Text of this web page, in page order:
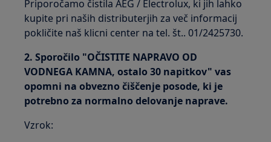
Priporočamo čistila AEG / Electrolux, ki jih lahko
kupite pri naših distributerjih za več informacij
pokličite naš klicni center na tel. št.. 01/2425730.
2. Sporočilo "OČISTITE NAPRAVO OD
VODNEGA KAMNA, ostalo 30 napitkov" vas
opomni na obvezno čiščenje posode, ki je
potrebno za normalno delovanje naprave.
Vzrok: